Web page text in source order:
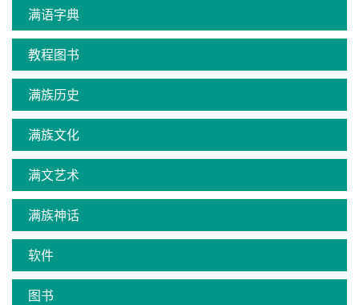
满语字典
教程图书
满族历史
满族文化
满文艺术
满族神话
软件
图书